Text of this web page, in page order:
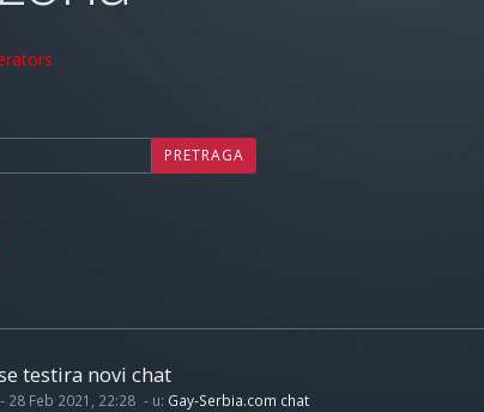
PRETRAGA
testira novi chat
- 28 Feb 2021, 22:28 - u: Gay-Serbia.com chat